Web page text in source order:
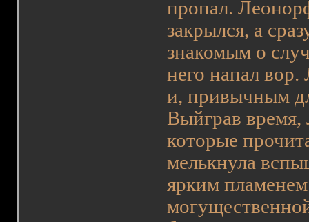
пропал.
закрылся, а
знакомым о
него напал вор.
и, привычным
Выйграв
которые
мелькнула
ярким